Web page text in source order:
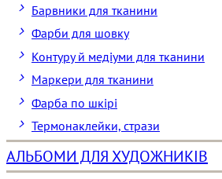
Барвники для тканини
Фарби для шовку
Контуру й медіуми для тканини
Маркери для тканини
Фарба по шкірі
Термонаклейки, стрази
АЛЬБОМИ ДЛЯ ХУДОЖНИКІВ